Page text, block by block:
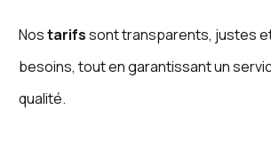
Nostarifssont transparents, justes
besoins, tout en garantissant un
qualité.